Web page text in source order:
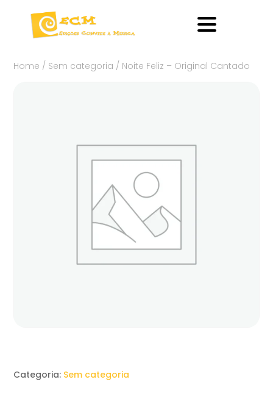
Home / Sem categoria / Noite Feliz – Original Cantado
Categoria: Sem categoria